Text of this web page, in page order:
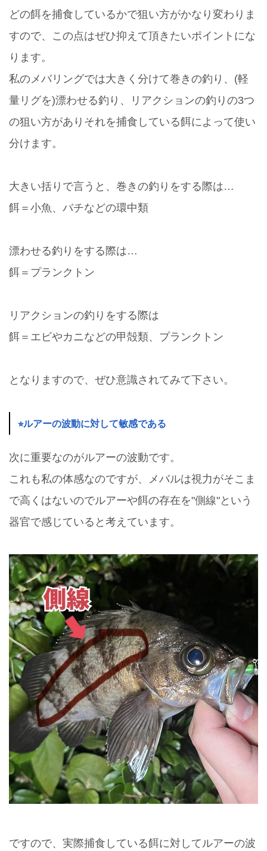
どの餌を捕食しているかで狙い方がかなり変わりま
すので、この点はぜひ抑えて頂きたいポイントにな
ります。
私のメバリングでは大きく分けて巻きの釣り、(軽
量リグを)漂わせる釣り、リアクションの釣りの3つ
の狙い方がありそれを捕食している餌によって使い
分けます。
大きい括りで言うと、巻きの釣りをする際は…
餌＝小魚、バチなどの環中類
漂わせる釣りをする際は…
餌＝プランクトン
リアクションの釣りをする際は
餌＝エビやカニなどの甲殻類、プランクトン
となりますので、ぜひ意識されてみて下さい。
⭐︎ルアーの波動に対して敏感である
次に重要なのがルアーの波動です。
これも私の体感なのですが、メバルは視力がそこま
で高くはないのでルアーや餌の存在を"側線"という
器官で感じていると考えています。
ですので、実際捕食している餌に対してルアーの波